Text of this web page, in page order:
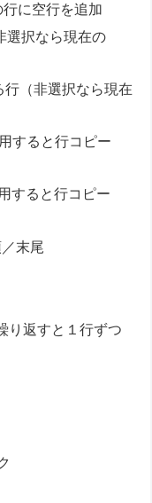
に空行を追加
択なら現在の
（非選択なら現在
すると行コピー
すると行コピー
末尾
り返すと１行ずつ